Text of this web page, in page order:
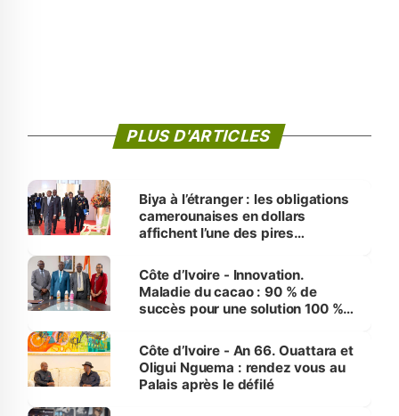
PLUS D'ARTICLES
Biya à l’étranger : les obligations
camerounaises en dollars
affichent l’une des pires
Côte d’Ivoire - Innovation.
Maladie du cacao : 90 % de
succès pour une solution 100 %
Côte d’Ivoire - An 66. Ouattara et
Oligui Nguema : rendez vous au
Palais après le défilé